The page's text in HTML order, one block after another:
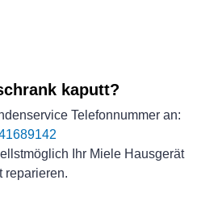
kaputt?
Telefonnummer an:
Ihr Miele Hausgerät
reparieren.